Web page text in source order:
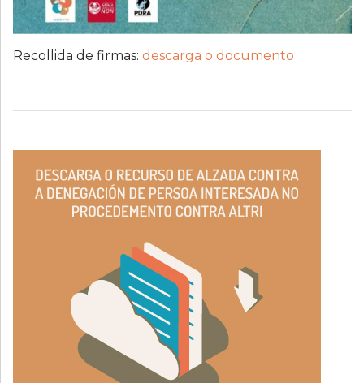
Recollida de firmas: descarga o documento